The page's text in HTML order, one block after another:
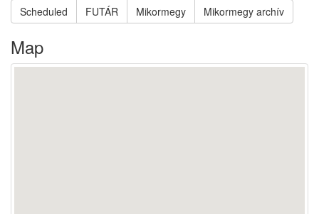
Scheduled
FUTÁR Mikormegy Mikormegy archív
Map